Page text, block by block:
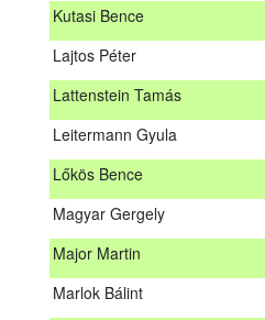
Kutasi Bence
Lajtos Péter
Lattenstein Tamás
Leitermann Gyula
Lőkös Bence
Magyar Gergely
Major Martin
Marlok Bálint
Kovács Dániel
Lattenstein Tamás
Leitermann Gyula